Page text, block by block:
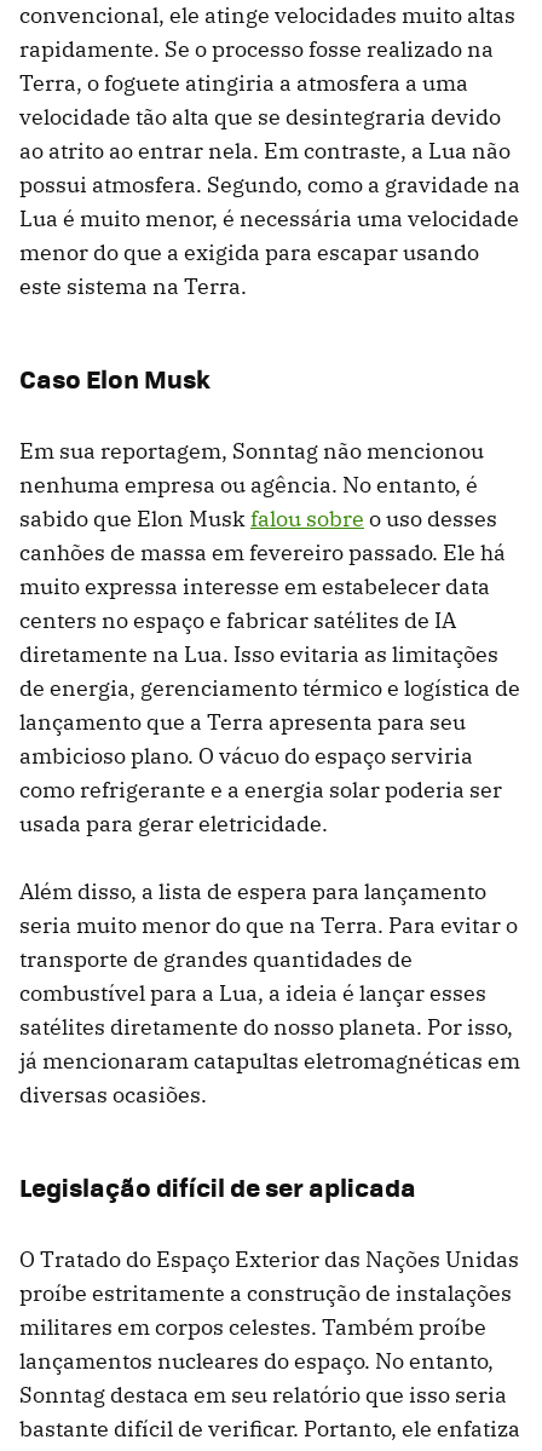
convencional, ele atinge velocidades muito altas
rapidamente. Se o processo fosse realizado na
Terra, o foguete atingiria a atmosfera a uma
velocidade tão alta que se desintegraria devido
ao atrito ao entrar nela. Em contraste, a Lua não
possui atmosfera. Segundo, como a gravidade na
Lua é muito menor, é necessária uma velocidade
menor do que a exigida para escapar usando
este sistema na Terra.
Caso Elon Musk
Em sua reportagem, Sonntag não mencionou
nenhuma empresa ou agência. No entanto, é
sabido que Elon Muskfalou sobre o uso desses
canhões de massa em fevereiro passado. Ele há
muito expressa interesse em estabelecer data
centers no espaço e fabricar satélites de IA
diretamente na Lua. Isso evitaria as limitações
de energia, gerenciamento térmico e logística de
lançamento que a Terra apresenta para seu
ambicioso plano. O vácuo do espaço serviria
como refrigerante e a energia solar poderia ser
usada para gerar eletricidade.
Além disso, a lista de espera para lançamento
seria muito menor do que na Terra. Para evitar o
transporte de grandes quantidades de
combustível para a Lua, a ideia é lançar esses
satélites diretamente do nosso planeta. Por isso,
já mencionaram catapultas eletromagnéticas em
diversas ocasiões.
Legislação difícil de ser aplicada
O Tratado do Espaço Exterior das Nações Unidas
proíbe estritamente a construção de instalações
militares em corpos celestes. Também proíbe
lançamentos nucleares do espaço. No entanto,
Sonntag destaca em seu relatório que isso seria
bastante difícil de verificar. Portanto, ele enfatiza